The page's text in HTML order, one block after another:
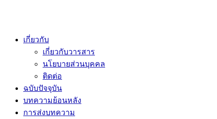
เกี่ยวกับ
เกี่ยวกับวารสาร
นโยบายส่วนบุคคล
ติดต่อ
ฉบับปัจจุบัน
บทความย้อนหลัง
การส่งบทความ